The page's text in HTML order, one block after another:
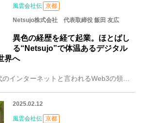
風雲会社伝 京都
Netsujo株式会社 代表取締役 飯田 友広
異色の経歴を経て起業。ほとばし
る“Netsujo”で体温あるデジタル
界へ
京都市を拠点に新時代のインターネットと言われるWeb3の領域でコンサルティングやマーケティングをメインに活動しているNetsujo株式会社。（以下、Netsuj
2025.02.12
風雲会社伝 京都